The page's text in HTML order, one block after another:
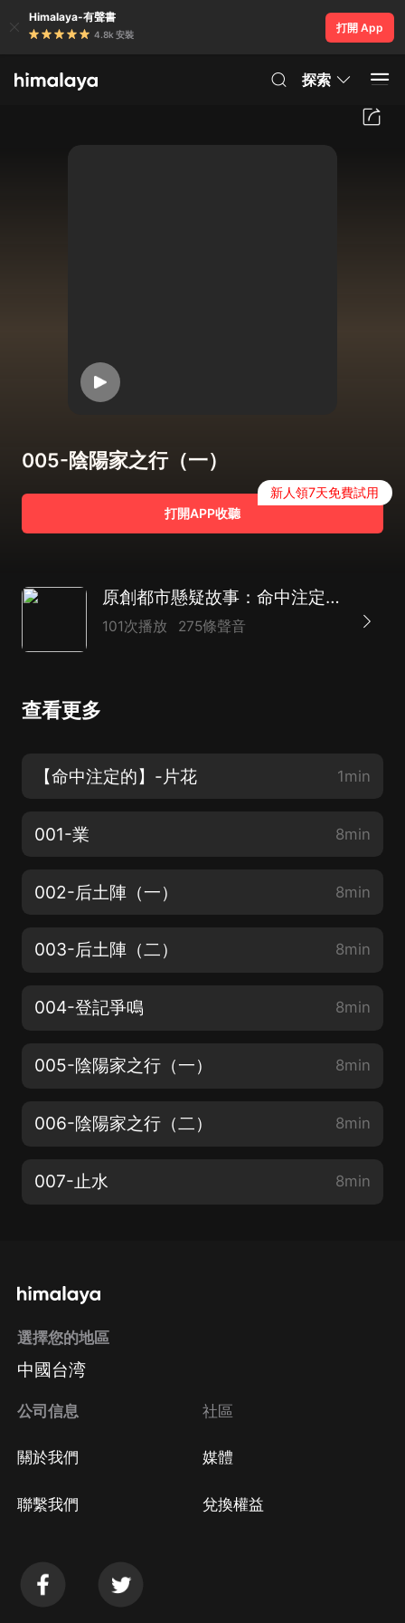
Himalaya-有聲書
4.8k 安裝
打開 App
探索
005-陰陽家之行（一）
打開APP收聽
新人領7天免費試用
原創都市懸疑故事：命中注定|市井奇談 道士傳說
101次播放 275條聲音
查看更多
【命中注定的】-片花 1min
001-業 8min
002-后土陣（一） 8min
003-后土陣（二） 8min
004-登記爭鳴 8min
005-陰陽家之行（一） 8min
006-陰陽家之行（二） 8min
007-止水 8min
選擇您的地區
中國台湾
公司信息
關於我們
聯繫我們
社區
媒體
兌換權益